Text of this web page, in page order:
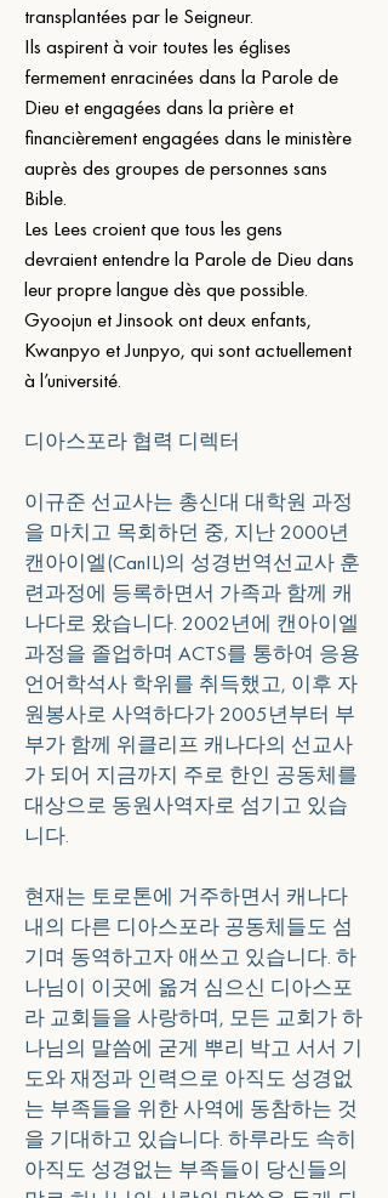
transplantées par le Seigneur.
Ils aspirent à voir toutes les églises
fermement enracinées dans la Parole de
Dieu et engagées dans la prière et
financièrement engagées dans le ministère
auprès des groupes de personnes sans
Bible.
Les Lees croient que tous les gens
devraient entendre la Parole de Dieu dans
leur propre langue dès que possible.
Gyoojun et Jinsook ont deux enfants,
Kwanpyo et Junpyo, qui sont actuellement
à l’université.
디아스포라 협력 디렉터
이규준 선교사는 총신대 대학원 과정
을 마치고 목회하던 중, 지난 2000년
캔아이엘(CanIL)의 성경번역선교사 훈
련과정에 등록하면서 가족과 함께 캐
나다로 왔습니다. 2002년에 캔아이엘
과정을 졸업하며 ACTS를 통하여 응용
언어학석사 학위를 취득했고, 이후 자
원봉사로 사역하다가 2005년부터 부
부가 함께 위클리프 캐나다의 선교사
가 되어 지금까지 주로 한인 공동체를
대상으로 동원사역자로 섬기고 있습
니다.
현재는 토로톤에 거주하면서 캐나다
내의 다른 디아스포라 공동체들도 섬
기며 동역하고자 애쓰고 있습니다. 하
나님이 이곳에 옮겨 심으신 디아스포
라 교회들을 사랑하며, 모든 교회가 하
나님의 말씀에 굳게 뿌리 박고 서서 기
도와 재정과 인력으로 아직도 성경없
는 부족들을 위한 사역에 동참하는 것
을 기대하고 있습니다. 하루라도 속히
아직도 성경없는 부족들이 당신들의